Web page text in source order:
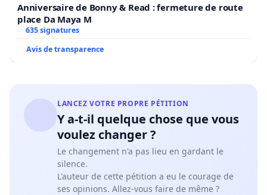
Anniversaire de Bonny & Read : fermeture de route
place Da Maya M
635 signatures
Avis de transparence
LANCEZ VOTRE PROPRE PÉTITION
Y a-t-il quelque chose que vous
voulez changer ?
Le changement n'a pas lieu en gardant le
silence.
L'auteur de cette pétition a eu le courage de
ses opinions. Allez-vous faire de même ?